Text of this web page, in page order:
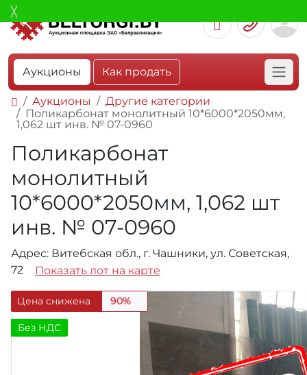
Аукционы Как продать
Аукционы
Другие категории
Поликарбонат монолитный 10*6000*2050мм,
1,062 шт инв. № 07-0960
Поликарбонат
монолитный
10*6000*2050мм, 1,062 шт
инв. № 07-0960
Адрес: Витебская обл., г. Чашники, ул. Советская,
72
Показать лот на карте
Цена снижена 90%
Без НДС